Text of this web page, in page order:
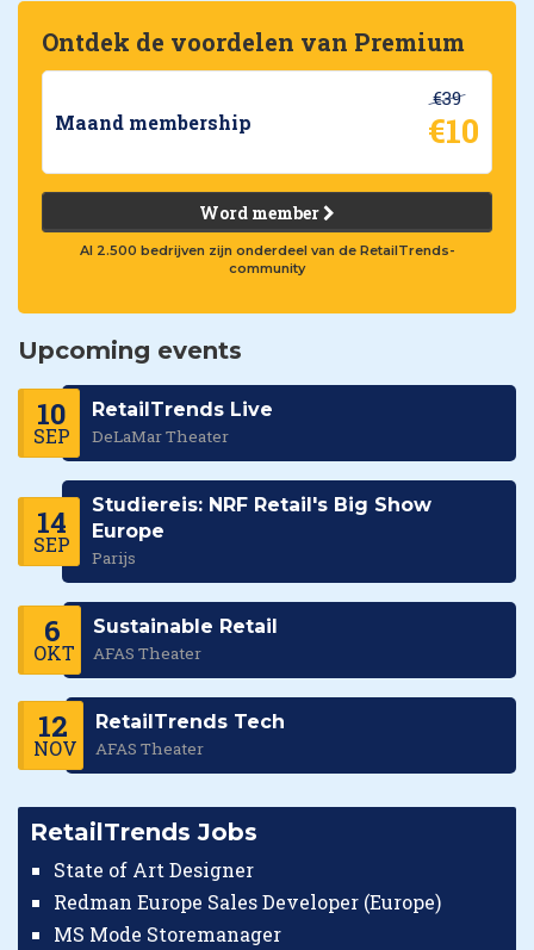
Ontdek de voordelen van Premium
Maand membership
€39
€10
Word member
Al 2.500 bedrijven zijn onderdeel van de RetailTrends-
community
Upcoming events
10
SEP
RetailTrends Live
DeLaMar Theater
14
SEP
Studiereis: NRF Retail's Big Show
Europe
Parijs
6
OKT
Sustainable Retail
AFAS Theater
12
NOV
RetailTrends Tech
AFAS Theater
RetailTrends Jobs
State of Art Designer
Redman Europe Sales Developer (Europe)
MS Mode Storemanager